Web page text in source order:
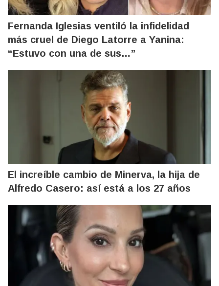
Fernanda Iglesias ventiló la infidelidad
más cruel de Diego Latorre a Yanina:
“Estuvo con una de sus…”
El increíble cambio de Minerva, la hija de
Alfredo Casero: así está a los 27 años